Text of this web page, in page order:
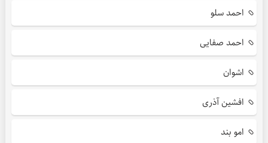
احمد سلو
احمد صفایی
اشوان
افشین آذری
امو بند